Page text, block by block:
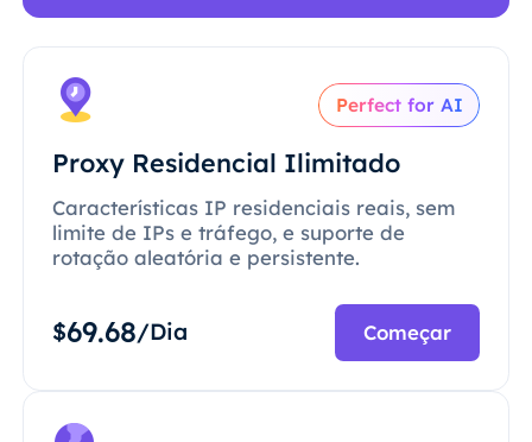
Perfect for AI
Proxy Residencial Ilimitado
Características IP residenciais reais, sem
limite de IPs e tráfego, e suporte de
rotação aleatória e persistente.
$69.68/Dia Começar